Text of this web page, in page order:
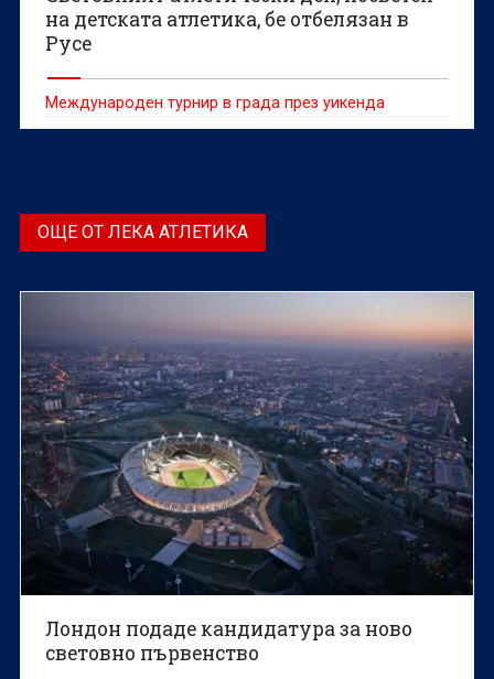
на детската атлетика, бе отбелязан в
Русе
Международен турнир в града през уикенда
ОЩЕ ОТ ЛЕКА АТЛЕТИКА
Лондон подаде кандидатура за ново
световно първенство